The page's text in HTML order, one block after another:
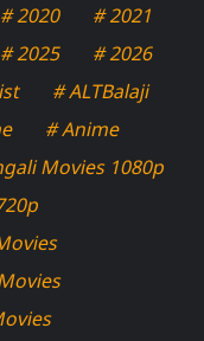
# 2020
# 2021
# 2025
# 2026
# ALTBalaji
# Anime
Movies 1080p